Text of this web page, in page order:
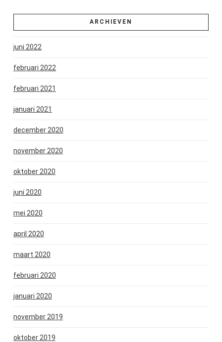
ARCHIEVEN
juni 2022
februari 2022
februari 2021
januari 2021
december 2020
november 2020
oktober 2020
juni 2020
mei 2020
april 2020
maart 2020
februari 2020
januari 2020
november 2019
oktober 2019